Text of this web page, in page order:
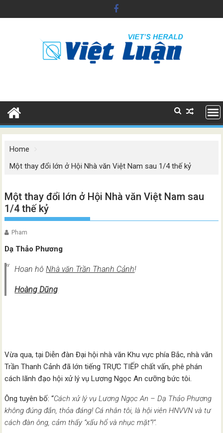
to
Home
Một thay đổi lớn ở Hội Nhà văn Việt Nam sau 1/4 thế kỷ
Một thay đổi lớn ở Hội Nhà văn Việt Nam sau
1/4 thế kỷ
Pham
Dạ Thảo Phương
Hoan hôNhà văn Trần Thanh Cảnh!
Hoàng Dũng
Vừa qua, tại Diễn đàn Đại hội nhà văn Khu vực phía Bắc, nhà văn
Trần Thanh Cảnh đã lớn tiếng TRỰC TIẾP chất vấn, phê phán
cách lãnh đạo hội xử lý vụ Lương Ngọc An cưỡng bức tôi.
Ông tuyên bố: “Cách xử lý vụ Lương Ngọc An – Dạ Thảo Phương
không đúng đắn, thỏa đáng! Cá nhân tôi, là hội viên HNVVN và tư
cách đàn ông, cảm thấy “xấu hổ và nhục mặt”!”.